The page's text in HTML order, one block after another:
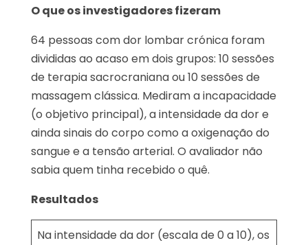
O que os investigadores fizeram
64 pessoas com dor lombar crónica foram
divididas ao acaso em dois grupos: 10 sessões
de terapia sacrocraniana ou 10 sessões de
massagem clássica. Mediram a incapacidade
(o objetivo principal), a intensidade da dor e
ainda sinais do corpo como a oxigenação do
sangue e a tensão arterial. O avaliador não
sabia quem tinha recebido o quê.
Resultados
Na intensidade da dor (escala de 0 a 10), os